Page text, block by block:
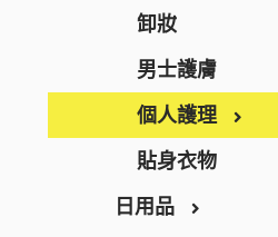
WASHBLACK
HITS DIFFERENT
BEAUSTER
INJESK
SKIO
逆齡抗老
皮膚護理
急救護理
防疫口罩
隱形眼鏡護理
卸妝
男士護膚
個人護理
身體護理
沐浴產品
手部護理
貼身衣物
日用品